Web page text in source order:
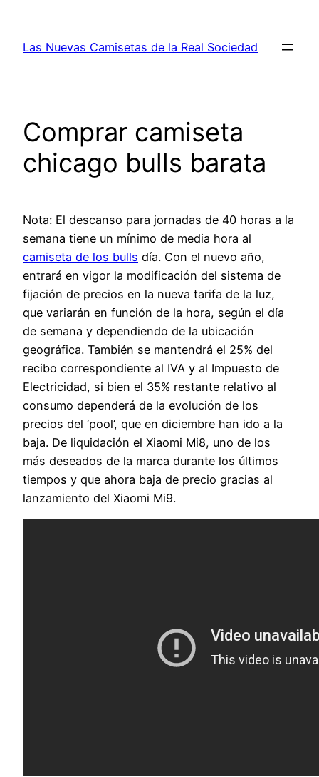
contenido
Las Nuevas Camisetas de la Real Sociedad
Comprar camiseta
chicago bulls barata
Nota: El descanso para jornadas de 40 horas a la
semana tiene un mínimo de media hora al
camiseta de los bulls día. Con el nuevo año,
entrará en vigor la modificación del sistema de
fijación de precios en la nueva tarifa de la luz,
que variarán en función de la hora, según el día
de semana y dependiendo de la ubicación
geográfica. También se mantendrá el 25% del
recibo correspondiente al IVA y al Impuesto de
Electricidad, si bien el 35% restante relativo al
consumo dependerá de la evolución de los
precios del ‘pool’, que en diciembre han ido a la
baja. De liquidación el Xiaomi Mi8, uno de los
más deseados de la marca durante los últimos
tiempos y que ahora baja de precio gracias al
lanzamiento del Xiaomi Mi9.